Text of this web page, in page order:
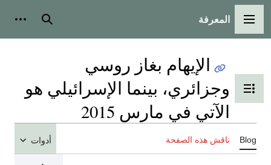
القائمة الرئيسية
المعرفة بحث
تبديل عرض جدول المحتويات
الإيهام بغاز روسي
وجزائري، بينما الإسرائيلي هو
الآتي في مارس 2015
ناقش هذه الصفحة أدوات